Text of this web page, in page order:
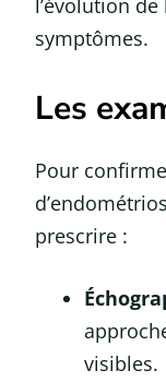
l’évolution
symptômes.
Les
Pour
prescrire :
visibles.